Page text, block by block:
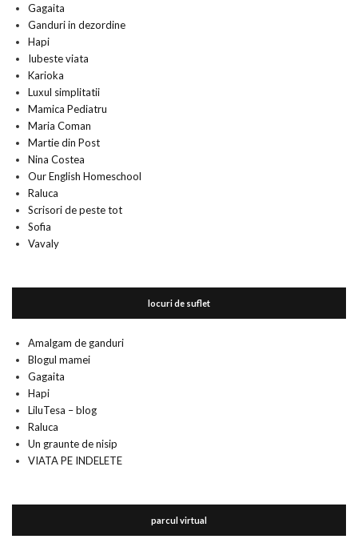
Gagaita
Ganduri in dezordine
Hapi
Iubeste viata
Karioka
Luxul simplitatii
Mamica Pediatru
Maria Coman
Martie din Post
Nina Costea
Our English Homeschool
Raluca
Scrisori de peste tot
Sofia
Vavaly
locuri de suflet
Amalgam de ganduri
Blogul mamei
Gagaita
Hapi
LiluTesa – blog
Raluca
Un graunte de nisip
VIATA PE INDELETE
parcul virtual